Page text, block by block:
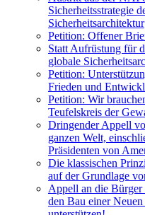
Sicherheitsstrategie
Sicherheitsarchitektur
Petition: Offener
Statt Aufrüstung für
globale
Petition:
Frieden und
Petition: Wir
Teufelskreis der
Dringender Appell
ganzen Welt,
Präsidenten von
Die klassischen
auf der Grundlage
Appell an die Bürger
den Bau einer